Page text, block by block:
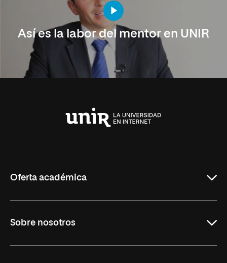
Así es la labor del mentor en UNIR
Oferta académica
Maestrías
Sobre nosotros